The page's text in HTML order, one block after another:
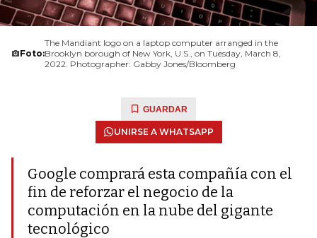
Foto:
The Mandiant logo on a laptop computer arranged in the
Brooklyn borough of New York, U.S., on Tuesday, March 8,
2022. Photographer: Gabby Jones/Bloomberg
GUARDAR
UNIRSE A WHATSAPP
Google comprará esta compañía con el
fin de reforzar el negocio de la
computación en la nube del gigante
tecnológico